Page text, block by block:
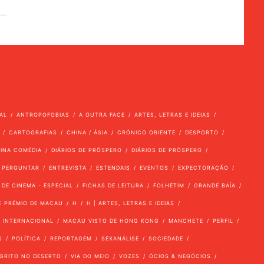
ANTROPOFOBIAS A OUTRA FACE ARTES, LETRAS E IDEIAS
CARTOGRAFIAS CHINA / ÁSIA CRÓNICO ORIENTE DESPORTO
COMÉDIA DIÁRIOS DE PRÓSPERO DIÁRIOS DE PRÓSPERO
ENTREVISTA ESTENDAIS EVENTOS EXPECTORAÇÃO
CINEMA - ESPECIAL FICHAS DE LEITURA FOLHETIM GRANDE BAÍA
PRÉMIO DE MACAU H H | ARTES, LETRAS E IDEIAS
INTERNACIONAL MACAU VISTO DE HONG KONG MANCHETE PERFIL
POLÍTICA REPORTAGEM SEXANÁLISE SOCIEDADE
NO DESERTO VIA DO MEIO VOZES ÓCIOS & NEGÓCIOS